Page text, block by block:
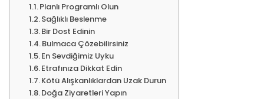
Planlı Programlı Olun
Sağlıklı Beslenme
Bir Dost Edinin
Bulmaca Çözebilirsiniz
En Sevdiğimiz Uyku
Etrafınıza Dikkat Edin
Kötü Alışkanlıklardan Uzak Durun
Doğa Ziyaretleri Yapın